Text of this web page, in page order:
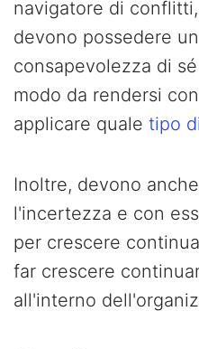
navigatore di
devono possedere
consapevolezza di
modo da rendersi
applicare quale tipo
Inoltre, devono
l'incertezza e con
per crescere
far crescere
all'interno